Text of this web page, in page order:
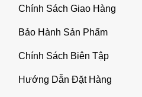
Chính Sách Giao Hàng
Bảo Hành Sản Phẩm
Chính Sách Biên Tập
Hướng Dẫn Đặt Hàng